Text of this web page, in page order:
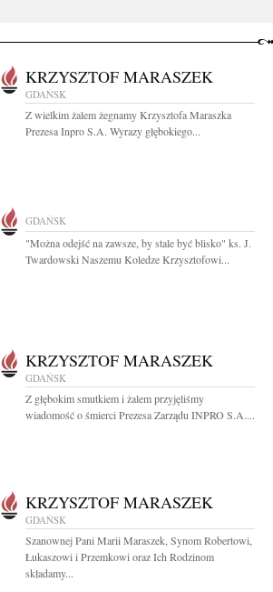
KRZYSZTOF MARASZEK
GDAŃSK
Z wielkim żalem żegnamy Krzysztofa Maraszka
Prezesa Inpro S.A. Wyrazy głębokiego...
GDAŃSK
"Można odejść na zawsze, by stale być blisko" ks. J.
Twardowski Naszemu Koledze Krzysztofowi...
KRZYSZTOF MARASZEK
GDAŃSK
Z głębokim smutkiem i żalem przyjęliśmy
wiadomość o śmierci Prezesa Zarządu INPRO S.A....
KRZYSZTOF MARASZEK
GDAŃSK
Szanownej Pani Marii Maraszek, Synom Robertowi,
Łukaszowi i Przemkowi oraz Ich Rodzinom
składamy...